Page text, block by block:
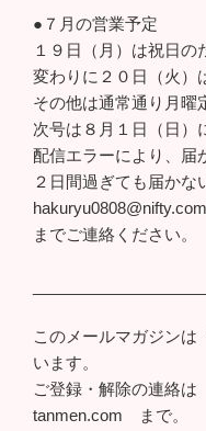
●７月の営業予定
１９日（月）は祝日の
変わりに２０日（火）
その他は通常通り月曜
次号は８月１日（日）
配信エラーにより、届
２日間過ぎても届かな
hakuryu0808@nifty.com
までご連絡ください。
このメールマガジンは
います。
ご登録・解除の連絡
tanmen.com まで。